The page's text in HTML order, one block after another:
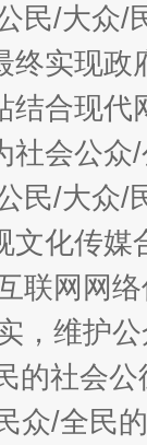
民/大众/
终实现
结合现
社会公
民/大众/
文化传
联网网
，维护
社会公
众/全民